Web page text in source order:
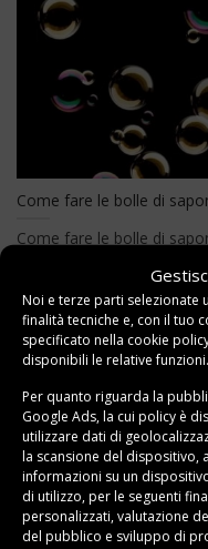
Noi e terze parti selezionate
finalità tecniche e, con il tuo
specificato nella cookie
disponibili le relative funzioni.
Per quanto riguarda la
Google Ads, la cui policy è
utilizzare dati di
la scansione del dispositivo,
informazioni su un
di utilizzo, per le seguenti
personalizzati, valutazione
del pubblico e sviluppo di
Come fare le bolle di
Come fare le bolle di
08
Dic